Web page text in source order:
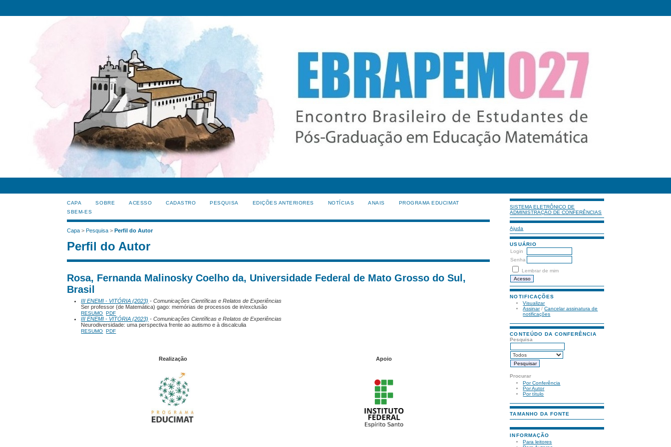
SISTEMA ELETRÔNICO DE
ADMINISTRAÇÃO DE CONFERÊNCIAS
Ajuda
USUÁRIO
Login
Senha
Lembrar de mim
NOTIFICAÇÕES
Visualizar
Assinar/Cancelar assinatura de
notificações
CONTEÚDO DA CONFERÊNCIA
Pesquisa
Procurar
Por Conferência
Por Autor
Por título
TAMANHO DA FONTE
INFORMAÇÃO
Para leitores
CAPA SOBRE ACESSO CADASTRO PESQUISA EDIÇÕES ANTERIORES NOTÍCIAS ANAIS
PROGRAMA EDUCIMAT
SBEM-ES
Capa >Pesquisa >Perfil do Autor
Perfil do Autor
Rosa, Fernanda Malinosky Coelho da, Universidade Federal de Mato Grosso do Sul,
Brasil
III ENEMI - VITÓRIA (2023) - Comunicações Científicas e Relatos de Experiências
Ser professor (de Matemática) gago: memórias de processos de in/exclusão
RESUMO PDF
III ENEMI - VITÓRIA (2023) - Comunicações Científicas e Relatos de Experiências
Neurodiversidade: uma perspectiva frente ao autismo e à discalculia
RESUMO PDF
Realização Apoio